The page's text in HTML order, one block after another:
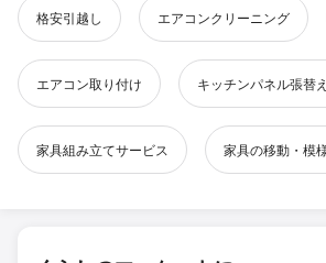
格安引越し エアコンクリーニング
エアコン取り付け キッチンパネル張替
家具組み立てサービス 家具の移動・模